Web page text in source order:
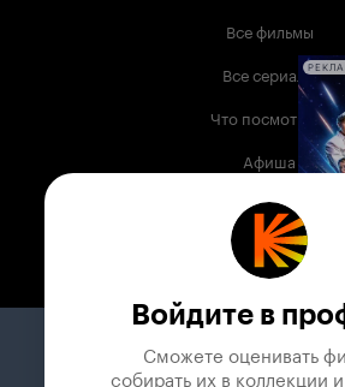
Все фильмы
Все сериалы
Что посмотреть
Афиша
Музыка
Телепрограмма
Служба поддержки
Войдите в
Сможете оценивать
собирать их в коллекции